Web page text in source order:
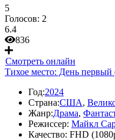
5
Голосов: 2
6.4
836
Смотреть онлайн
Тихое место: День первый
Год:2024
Страна:США,
Жанр:Драма,
Режиссер: Майкл
Качество: FHD